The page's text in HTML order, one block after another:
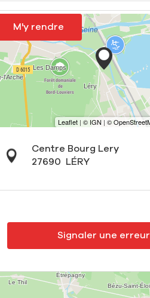
M'y rendre
Centre Bourg Lery
27690
LÉRY
Signaler une erreur